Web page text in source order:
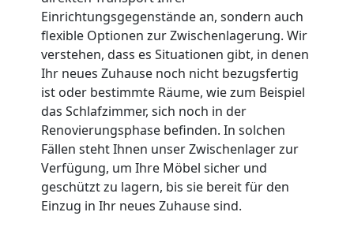
Einrichtungsgegenstände an, sondern auch
flexible Optionen zur Zwischenlagerung. Wir
verstehen, dass es Situationen gibt, in denen
Ihr neues Zuhause noch nicht bezugsfertig
ist oder bestimmte Räume, wie zum Beispiel
das Schlafzimmer, sich noch in der
Renovierungsphase befinden. In solchen
Fällen steht Ihnen unser Zwischenlager zur
Verfügung, um Ihre Möbel sicher und
geschützt zu lagern, bis sie bereit für den
Einzug in Ihr neues Zuhause sind.
Internationaler
Umzug
Nationaler
Umzug